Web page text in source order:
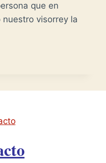
que en
visorrey la